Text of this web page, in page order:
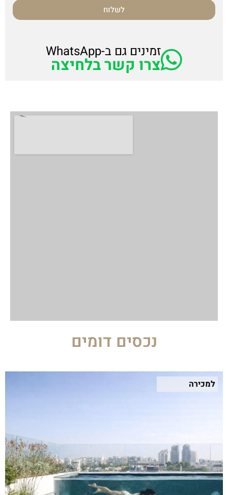
לשלוח
זמינים גם ב-WhatsApp
צרו קשר בלחיצה
נכסים דומים
למכירה